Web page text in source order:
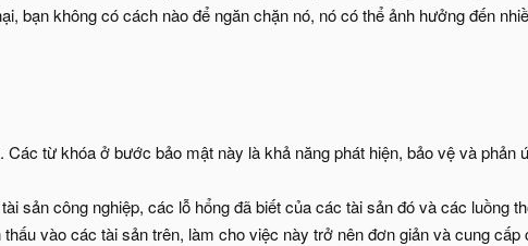
bạn không có cách nào để ngăn chặn nó, nó có thể ảnh hưởng đến
từ khóa ở bước bảo mật này là khả năng phát hiện, bảo vệ và phản
sản công nghiệp, các lỗ hổng đã biết của các tài sản đó và các luồng
vào các tài sản trên, làm cho việc này trở nên đơn giản và cung